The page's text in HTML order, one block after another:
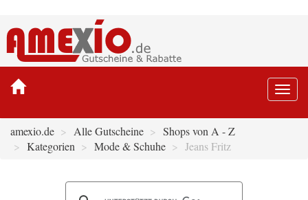
amexio.de Alle Gutscheine
Shops von A - Z
Kategorien
Mode & Schuhe Jeans Fritz